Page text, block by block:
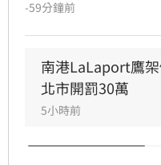
3樓部分櫃位暫停營
作，目前相關單位
消費安全。
-59分鐘前
南港LaLaport鷹架
北市開罰30萬
5小時前